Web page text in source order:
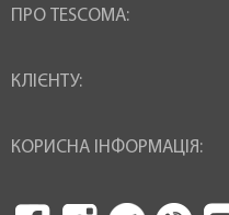
ПРО TESCOMA:
КЛІЄНТУ:
КОРИСНА ІНФОРМАЦІЯ: